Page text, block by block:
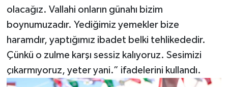
olacağız. Vallahi onların günahı bizim
boynumuzadır. Yediğimiz yemekler bize
haramdır, yaptığımız ibadet belki tehlikededir.
Çünkü o zulme karşı sessiz kalıyoruz. Sesimizi
çıkarmıyoruz, yeter yani.” ifadelerini kullandı.